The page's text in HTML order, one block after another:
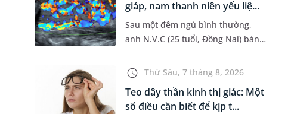
giáp, nam thanh niên yếu liệ...
Sau một đêm ngủ bình thường,
anh N.V.C (25 tuổi, Đồng Nai) bàng
không thể vận động đi lại được. Kết
quả thăm khám tại Phòng...
Thứ Sáu, 7 tháng 8, 2026
Teo dây thần kinh thị giác: Một
số điều cần biết để kịp t...